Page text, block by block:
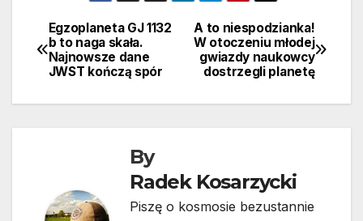
Nawigacja
wpisu
A to niespodzianka!
W otoczeniu młodej
gwiazdy naukowcy
dostrzegli planetę
Egzoplaneta GJ 1132
b to naga skała.
Najnowsze dane
JWST kończą spór
By
Radek Kosarzycki
Piszę o kosmosie bezustannie